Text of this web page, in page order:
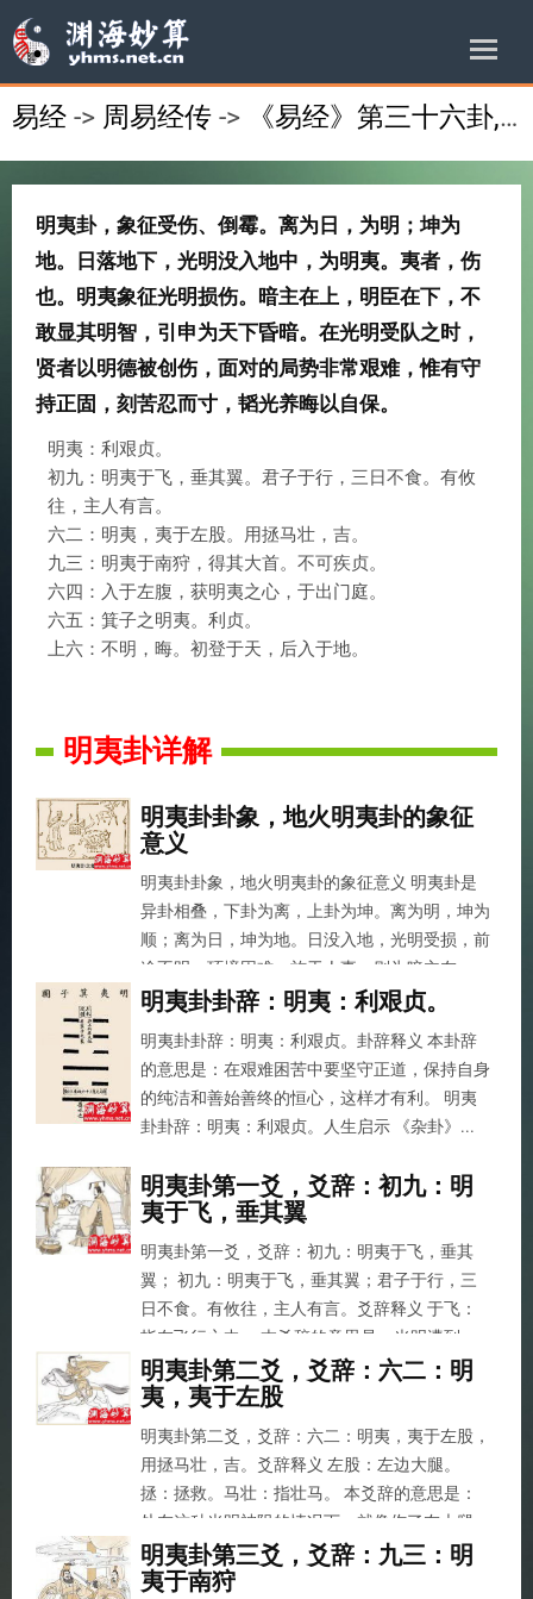
易经 -> 周易经传 -> 《易经》第三十六卦,明夷,地火明夷,坤上离下
明夷卦，象征受伤、倒霉。离为日，为明；坤为
地。日落地下，光明没入地中，为明夷。夷者，伤
也。明夷象征光明损伤。暗主在上，明臣在下，不
敢显其明智，引申为天下昏暗。在光明受队之时，
贤者以明德被创伤，面对的局势非常艰难，惟有守
持正固，刻苦忍而寸，韬光养晦以自保。
明夷：利艰贞。
初九：明夷于飞，垂其翼。君子于行，三日不食。有攸
往，主人有言。
六二：明夷，夷于左股。用拯马壮，吉。
九三：明夷于南狩，得其大首。不可疾贞。
六四：入于左腹，获明夷之心，于出门庭。
六五：箕子之明夷。利贞。
上六：不明，晦。初登于天，后入于地。
明夷卦详解
明夷卦卦象，地火明夷卦的象征
意义
明夷卦卦象，地火明夷卦的象征意义 明夷卦是
异卦相叠，下卦为离，上卦为坤。离为明，坤为
顺；离为日，坤为地。日没入地，光明受损，前
途不明，环境困难。施于人事，则为暗主在...
明夷卦卦辞：明夷：利艰贞。
明夷卦卦辞：明夷：利艰贞。卦辞释义 本卦辞
的意思是：在艰难困苦中要坚守正道，保持自身
的纯洁和善始善终的恒心，这样才有利。 明夷
卦卦辞：明夷：利艰贞。人生启示 《杂卦》...
明夷卦第一爻，爻辞：初九：明
夷于飞，垂其翼
明夷卦第一爻，爻辞：初九：明夷于飞，垂其
翼； 初九：明夷于飞，垂其翼；君子于行，三
日不食。有攸往，主人有言。爻辞释义 于飞：
指在飞行之中。 本爻辞的意思是：光明遭到
损...
明夷卦第二爻，爻辞：六二：明
夷，夷于左股
明夷卦第二爻，爻辞：六二：明夷，夷于左股，
用拯马壮，吉。爻辞释义 左股：左边大腿。
拯：拯救。马壮：指壮马。 本爻辞的意思是：
处在这种光明被阻的情况下，就像伤了左大腿...
明夷卦第三爻，爻辞：九三：明
夷于南狩